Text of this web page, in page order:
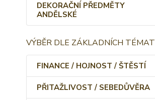
DEKORAČNÍ PŘEDMĚTY
ANDĚLSKÉ
VÝBĚR DLE ZÁKLADNÍCH TÉMAT
FINANCE / HOJNOST / ŠTĚSTÍ
PŘITAŽLIVOST / SEBEDŮVĚRA